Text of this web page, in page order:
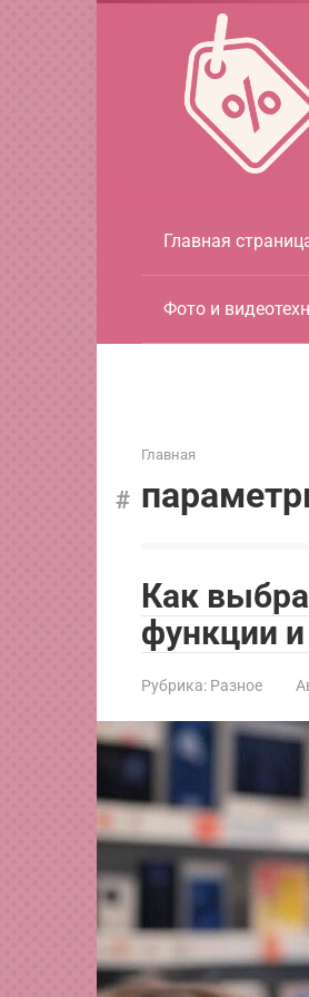
Главная
Фото и
Главная
Как
функции
Рубрика: Разное